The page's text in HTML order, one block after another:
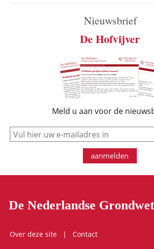
Nieuwsbrief
De Hofvijver
Meld u aan voor de
e-mail
aanmelden
De Nederlandse Grondwet
Over deze site
Contact